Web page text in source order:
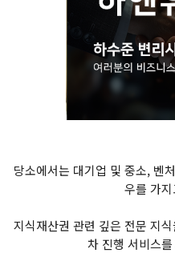
당소에서는 대기업 및 중소, 벤
우를 가
지식재산권 관련 깊은 전문 지
차 진행 서비스